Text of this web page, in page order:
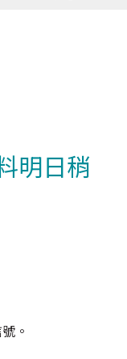
明日稍
。